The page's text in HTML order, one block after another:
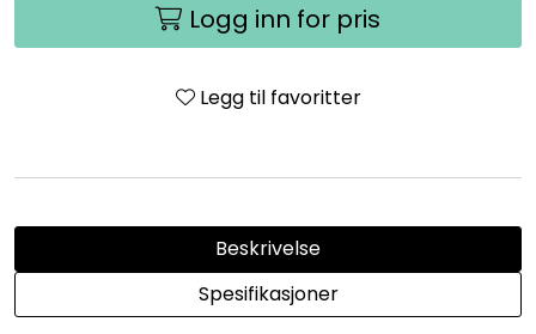
Logg inn for pris
Legg til favoritter
Beskrivelse
Spesifikasjoner